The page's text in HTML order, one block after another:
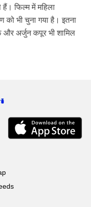
हैं। फिल्म में महिला
को भी चुना गया है। इतना
और अर्जुन कपूर भी शामिल